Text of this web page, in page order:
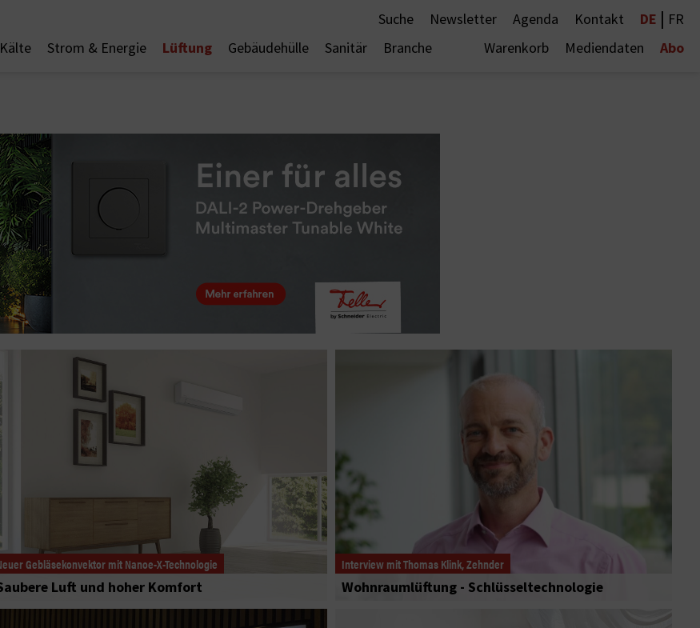
Suche Newsletter Agenda Kontakt DE | FR
Strom & Energie Lüftung Gebäudehülle Sanitär Branche Warenkorb Mediendaten Abo
Gebläsekonvektor mit Nanoe-X-Technologie
Luft und hoher Komfort
Interview mit Thomas Klink, Zehnder
Wohnraumlüftung - Schlüsseltechnologie